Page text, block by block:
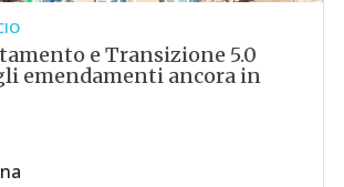
e Transizione 5.0
emendamenti ancora in